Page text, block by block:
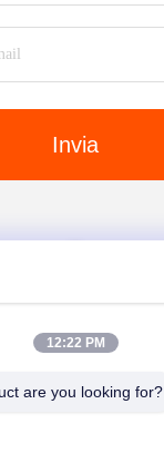
Invia
12:22 PM
are you looking for?